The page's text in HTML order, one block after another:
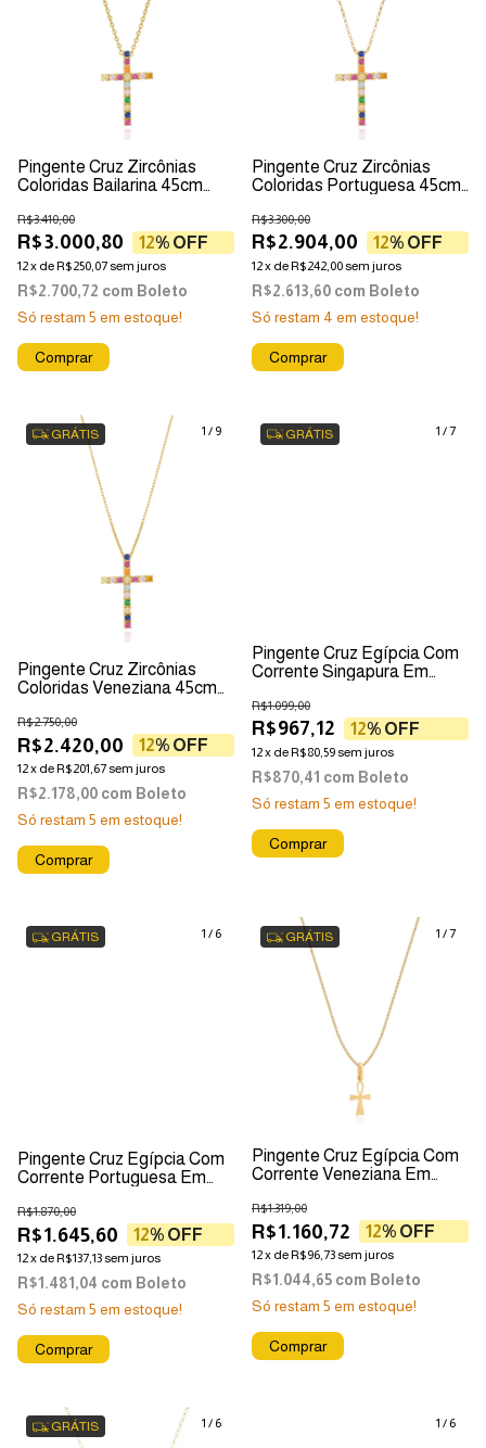
Pingente Cruz Zircônias
Coloridas Bailarina 45cm
R$3.000,80
R$3.410,00
12% OFF
12x deR$250,07sem juros
R$2.700,72 com Boleto
Só restam 5 em estoque!
Pingente Cruz Zircônias
Coloridas Portuguesa 45cm
R$2.904,00
R$3.300,00
12% OFF
12x deR$242,00sem juros
R$2.613,60 com Boleto
Só restam 4 em estoque!
1 / 9
GRÁTIS
Pingente Cruz Zircônias
Coloridas Veneziana 45cm
R$2.420,00
R$2.750,00
12% OFF
12x deR$201,67sem juros
R$2.178,00 com Boleto
Só restam 5 em estoque!
1 /7
GRÁTIS
Pingente Cruz Egípcia Com
Corrente Singapura Em
R$967,12
R$1.099,00
12% OFF
12x deR$80,59sem juros
R$870,41 com Boleto
Só restam 5 em estoque!
1 / 6
GRÁTIS
Pingente Cruz Egípcia Com
Corrente Portuguesa Em
R$1.645,60
R$1.870,00
12% OFF
12x deR$137,13sem juros
R$1.481,04 com Boleto
Só restam 5 em estoque!
1 /7
GRÁTIS
Pingente Cruz Egípcia Com
Corrente Veneziana Em
R$1.160,72
R$1.319,00
12% OFF
12x deR$96,73sem juros
R$1.044,65 com Boleto
Só restam 5 em estoque!
1 / 6
GRÁTIS 1 / 6